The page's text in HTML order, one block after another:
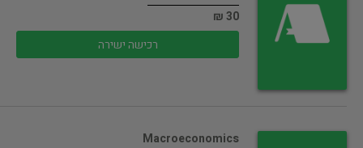
30 ₪
רכישה ישירה
Macroeconomics